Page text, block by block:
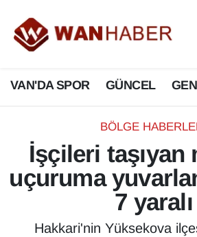
VAN'DA SPOR GÜNCEL
BÖLGE
İşçileri taşıyan
uçuruma
7 yaralı
Hakkari'nin Yüksekova
3.SAYFA
ASAYİŞ
BİLİM VE TEKNOLOJİ
Biyografi
Bölge Haberleri
ÇEVRE
Van Nöbetçi Eczaneler
Van Hava Durumu
Van Namaz Vakitleri
Van Trafik Yoğunluk Haritası
Süper Lig Puan Durumu ve
Tüm Manşetler